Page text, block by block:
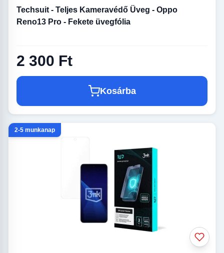
Techsuit - Teljes Kameravédő Üveg - Oppo
Reno13 Pro - Fekete üvegfólia
2 300 Ft
Kosárba
2-5 munkanap